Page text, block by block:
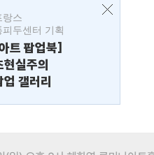
랑스
피두센터 기획
트 팝업북]
현실주의
업 갤러리